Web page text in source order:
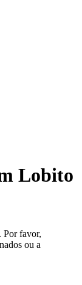
Lobito
Por favor,
ou a